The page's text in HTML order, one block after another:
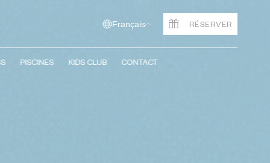
Français RÉSERVER
PISCINES KIDS CLUB CONTACT